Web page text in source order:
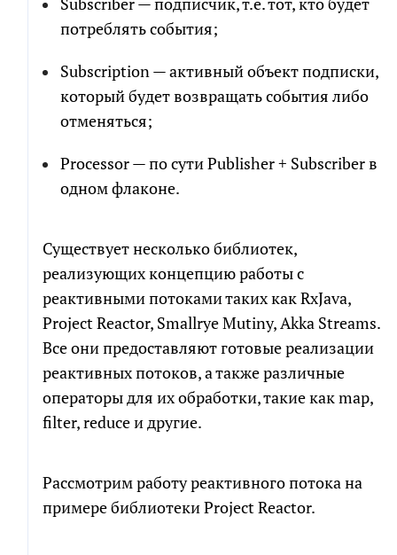
потреблять события;
Subscription — активный объект подписки,
который будет возвращать события либо
отменяться;
Processor — по сути Publisher + Subscriber в
одном флаконе.
Существует несколько библиотек,
реализующих концепцию работы с
реактивными потоками таких как RxJava,
Project Reactor, Smallrye Mutiny, Akka Streams.
Все они предоставляют готовые реализации
реактивных потоков, а также различные
операторы для их обработки, такие как map,
filter, reduce и другие.
Рассмотрим работу реактивного потока на
примере библиотеки Project Reactor.
РАСЧЕТ СМЕТЫ
Рассчитаем детальную смету и расскажем о
возможных рисках проекта
Как
к
вам
обращаться
Телефон
удобного канала связи
Электронная
ПОЧТИ ГОТОВО!
Мы собрали сводный документ, который поможет
сориентироваться в долгой переписке, с
возможностью посмотреть диалоги и результаты
генерации кода по отдельным компонентам.
Как
вам
обращаться
Телефон
Электронная
почта